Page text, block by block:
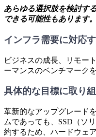
あらゆる選択肢を検討す
できる可能性もあります。
インフラ需要に対応
ビジネスの成長、リモー
ーマンスのベンチマーク
具体的な目標に取り
革新的なアップグレード
ムであっても、SSD（ソ
約するため、ハードウェ